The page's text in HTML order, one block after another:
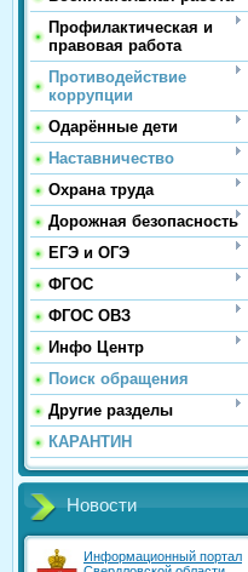
Профилактическая и
правовая работа
Противодействие
коррупции
Одарённые дети
Наставничество
Охрана труда
Дорожная безопасность
ЕГЭ и ОГЭ
ФГОС
ФГОС ОВЗ
Инфо Центр
Поиск обращения
Другие разделы
КАРАНТИН
Новости
Информационный портал